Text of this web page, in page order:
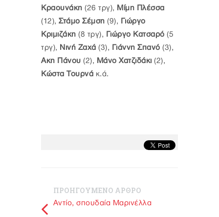
Κραουνάκη (26 τργ), Μίμη Πλέσσα
(12), Στάμο Σέμση (9), Γιώργο
Κριμιζάκη (8 τργ), Γιώργο Κατσαρό (5
τργ), Νινή Ζαχά (3), Γιάννη Σπανό (3),
Ακη Πάνου (2), Μάνο Χατζιδάκι (2),
Κώστα Τουρνά κ.ά.
ΠΡΟΗΓΟΥΜΕΝΟ ΑΡΘΡΟ
Aντίο, σπουδαία Μαρινέλλα